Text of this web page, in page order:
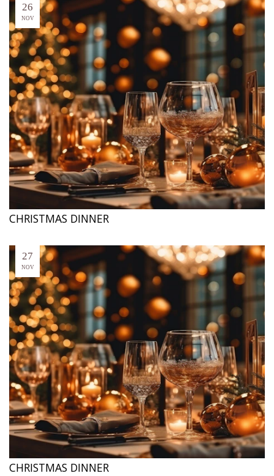
26
NOV
CHRISTMAS DINNER
27
NOV
CHRISTMAS DINNER